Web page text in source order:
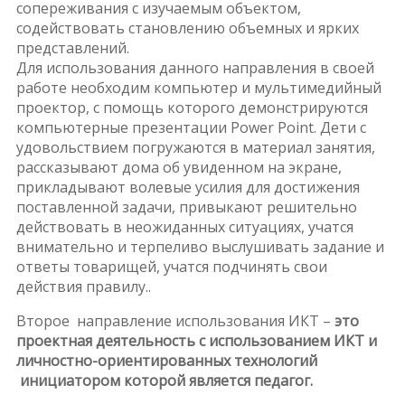
сопереживания с изучаемым объектом,
содействовать становлению объемных и ярких
представлений.
Для использования данного направления в своей
работе необходим компьютер и мультимедийный
проектор, с помощь которого демонстрируются
компьютерные презентации Power Point. Дети с
удовольствием погружаются в материал занятия,
рассказывают дома об увиденном на экране,
прикладывают волевые усилия для достижения
поставленной задачи, привыкают решительно
действовать в неожиданных ситуациях, учатся
внимательно и терпеливо выслушивать задание и
ответы товарищей, учатся подчинять свои
действия правилу..
Второе направление использования ИКТ – это
проектная деятельность с использованием ИКТ и
личностно-ориентированных технологий
инициатором которой является педагог.